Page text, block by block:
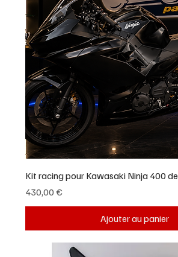
Kit racing pour Kawasaki Ninja 400
Prix
430,00 €
Ajouter au panier